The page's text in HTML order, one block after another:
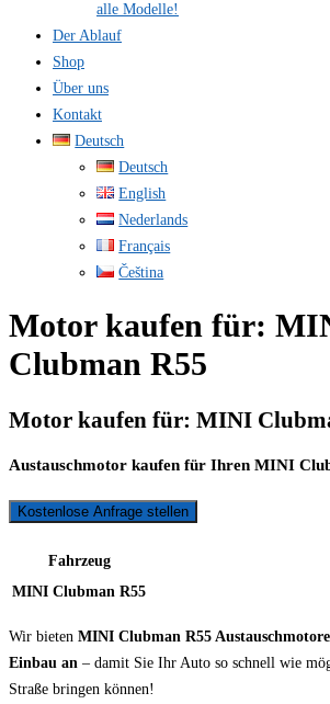
alle Modelle!
Der Ablauf
Shop
Über uns
Kontakt
Deutsch
Deutsch
English
Nederlands
Français
Čeština
Motor kaufen für:
Clubman R55
Motor kaufen für: MINI
Austauschmotor kaufen für Ihren MINI
Kostenlose Anfrage stellen
Fahrzeug
MINI Clubman R55
Wir bieten MINI Clubman R55
Einbau an – damit Sie Ihr Auto so schnell wie
Straße bringen können!